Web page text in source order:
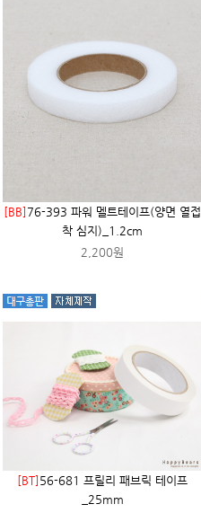
[BB] 76-393 파워 멜트테이프(양면 열접
착 심지)_1.2cm
2,200원
[BT] 56-681 프릴리 패브릭 테이프
_25mm